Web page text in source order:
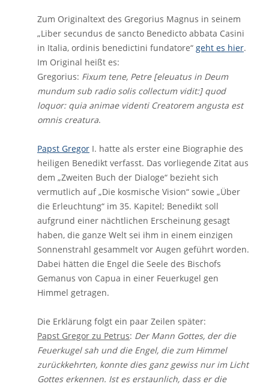
Zum Originaltext des Gregorius Magnus in seinem
„Liber secundus de sancto Benedicto abbata Casini
in Italia, ordinis benedictini fundatore“ geht es hier.
Im Original heißt es:
Gregorius: Fixum tene, Petre [eleuatus in Deum
mundum sub radio solis collectum vidit:] quod
loquor: quia animae videnti Creatorem angusta est
omnis creatura.
Papst Gregor I. hatte als erster eine Biographie des
heiligen Benedikt verfasst. Das vorliegende Zitat aus
dem „Zweiten Buch der Dialoge“ bezieht sich
vermutlich auf „Die kosmische Vision“ sowie „Über
die Erleuchtung“ im 35. Kapitel; Benedikt soll
aufgrund einer nächtlichen Erscheinung gesagt
haben, die ganze Welt sei ihm in einem einzigen
Sonnenstrahl gesammelt vor Augen geführt worden.
Dabei hätten die Engel die Seele des Bischofs
Gemanus von Capua in einer Feuerkugel gen
Himmel getragen.
Die Erklärung folgt ein paar Zeilen später:
Papst Gregor zu Petrus: Der Mann Gottes, der die
Feuerkugel sah und die Engel, die zum Himmel
zurückkehrten, konnte dies ganz gewiss nur im Licht
Gottes erkennen. Ist es erstaunlich, dass er die